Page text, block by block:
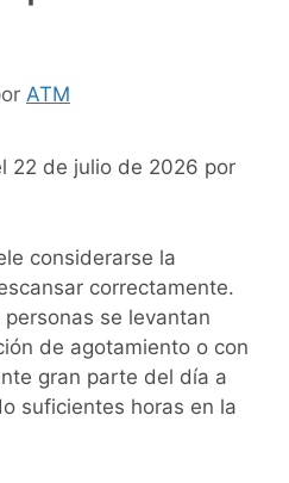
ATM
22 de julio de 2026 por
considerarse la
correctamente.
se levantan
de agotamiento o con
gran parte del día a
suficientes horas en la